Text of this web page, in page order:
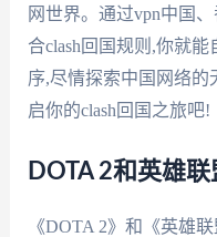
网世界。通过vpn中国
合clash回国规则,你就
序,尽情探索中国网络的
启你的clash回国之旅吧!
DOTA 2和英雄
《DOTA 2》和《英雄